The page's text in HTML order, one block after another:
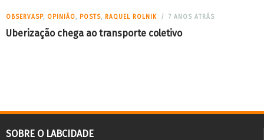
OBSERVASP, OPINIÃO, POSTS, RAQUEL ROLNIK 7 ANOS ATRÁS
Uberização chega ao transporte coletivo
SOBRE O LABCIDADE